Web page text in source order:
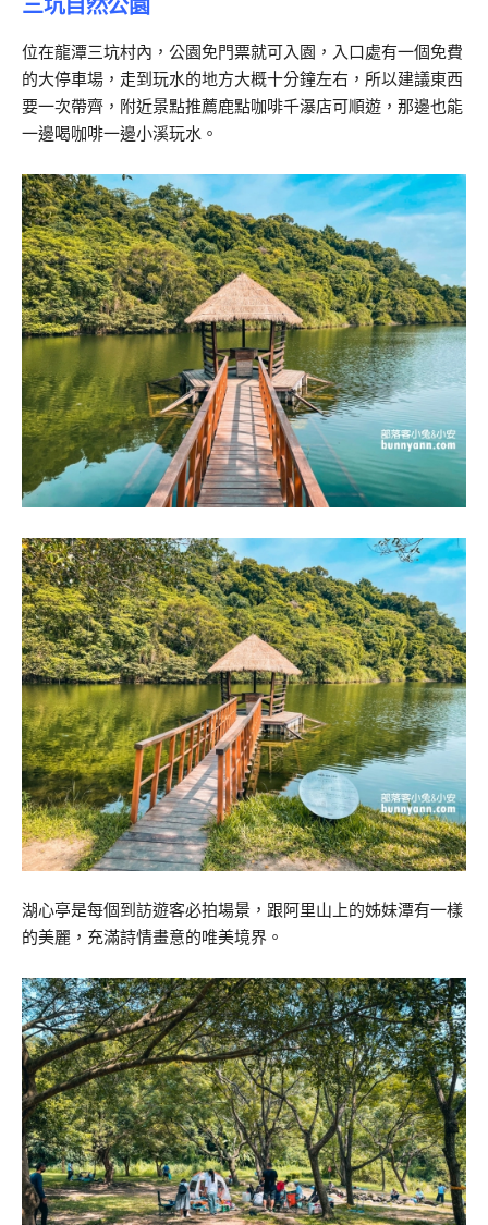
位在龍潭三坑村內，公園免門票就可入園，入口處有一個免費
的大停車場，走到玩水的地方大概十分鐘左右，所以建議東西
要一次帶齊，附近景點推薦鹿點咖啡千瀑店可順遊，那邊也能
一邊喝咖啡一邊小溪玩水。
湖心亭是每個到訪遊客必拍場景，跟阿里山上的姊妹潭有一樣
的美麗，充滿詩情畫意的唯美境界。